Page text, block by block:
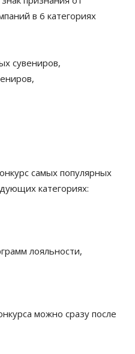
в 6 категориях
сувениров,
самых популярных
категориях:
лояльности,
можно сразу после